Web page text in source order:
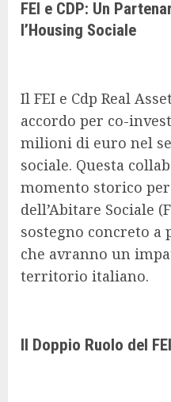
FEI e CDP: Un
l’Housing Sociale
Il FEI e Cdp Real
accordo per co-
milioni di euro nel
sociale. Questa
momento storico
dell’Abitare Sociale
sostegno concreto
che avranno un
territorio italiano.
Il Doppio Ruolo del